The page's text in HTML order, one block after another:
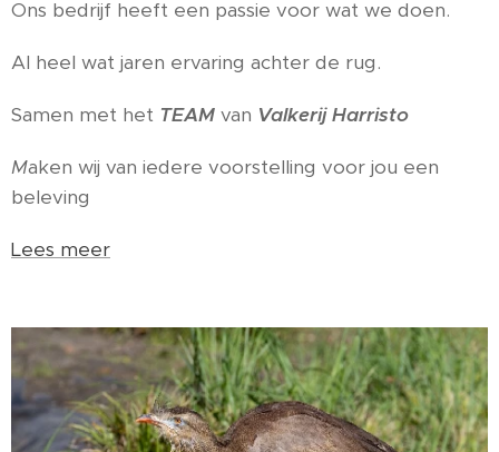
Ons bedrijf heeft een passie voor wat we doen.
Al heel wat jaren ervaring achter de rug.
Samen met het TEAM van Valkerij Harristo
Maken wij van iedere voorstelling voor jou een
beleving
Lees meer